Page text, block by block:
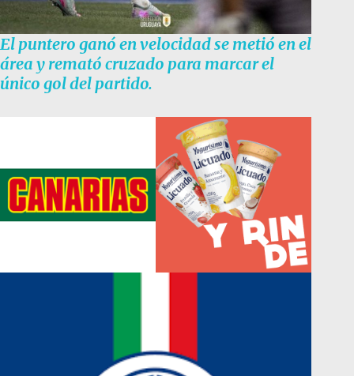
El puntero ganó en velocidad se metió en el
área y remató cruzado para marcar el
único gol del partido.